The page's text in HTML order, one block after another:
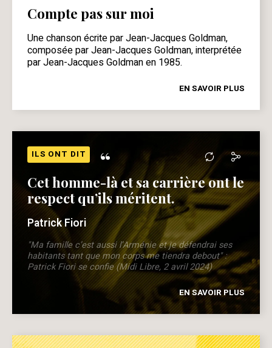
Compte pas sur moi
Une chanson écrite par Jean-Jacques Goldman,
composée par Jean-Jacques Goldman, interprétée
par Jean-Jacques Goldman en 1985.
EN SAVOIR PLUS
ILS ONT DIT “
Cet homme-là et sa carrière ont le
respect qu’ils méritent.
Patrick Fiori
"Ma famille c’est aussi l’Arménie et je défendrai ses
habitants tant que mon corps me tiendra debout" :
Patrick Fiori se confie (Midi Libre, 2 avril 2024)
EN SAVOIR PLUS